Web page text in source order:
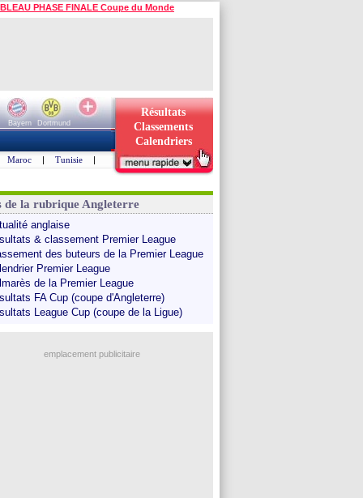
PHASE FINALE Coupe du Monde
Bayern
Dortmund
Résultats
Classements
Calendriers
Maroc | Tunisie |
de la rubrique Angleterre
anglaise
& classement Premier League
des buteurs de la Premier League
Premier League
de la Premier League
FA Cup (coupe d'Angleterre)
League Cup (coupe de la Ligue)
emplacement publicitaire